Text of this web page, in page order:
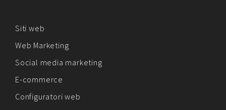
Siti web
Web Marketing
Social media marketing
E-commerce
Configuratori web